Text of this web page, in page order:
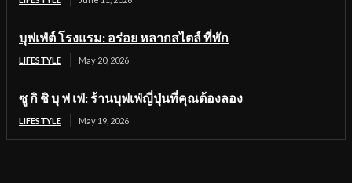
บุฟเฟ่ต์ โรงแรม: อร่อย หลากสไตล์ ที่พัก
LIFESTYLE May 20, 2026
ซู กิ ชิ บุ ฟ เฟ่: ร้านบุฟเฟ่ญี่ปุ่นที่คุณต้องลอง
LIFESTYLE May 19, 2026